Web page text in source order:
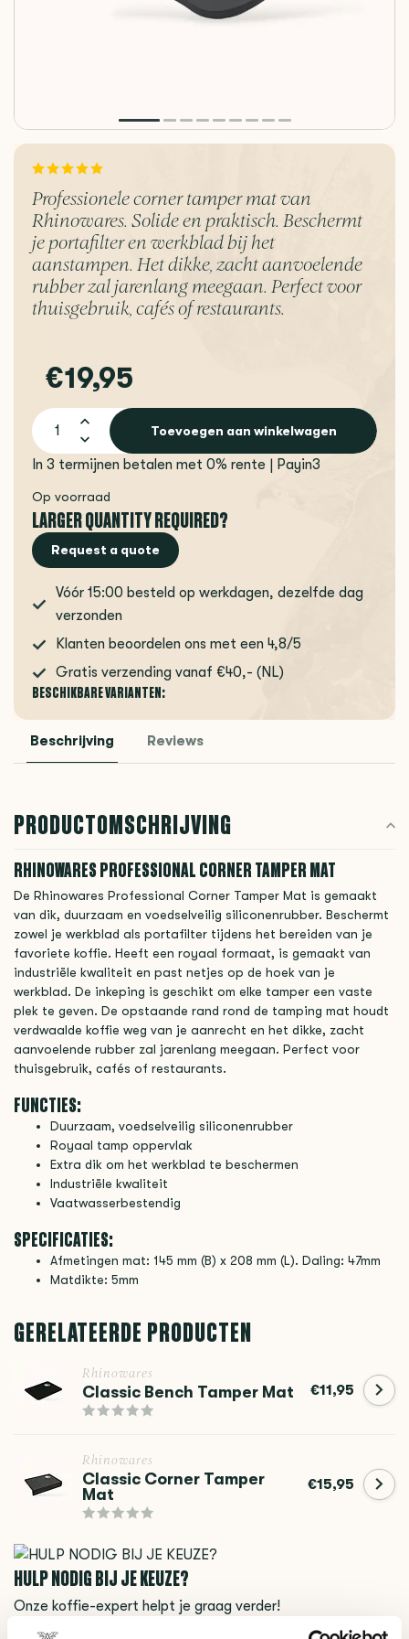
Professionele corner tamper mat van
Rhinowares. Solide en praktisch. Beschermt
je portafilter en werkblad bij het
aanstampen. Het dikke, zacht aanvoelende
rubber zal jarenlang meegaan. Perfect voor
thuisgebruik, cafés of restaurants.
€19,95
Toevoegen aan winkelwagen
In 3 termijnen betalen met 0% rente | Payin3
Op voorraad
LARGER QUANTITY REQUIRED?
Request a quote
Vóór 15:00 besteld op werkdagen, dezelfde dag
verzonden
Klanten beoordelen ons met een 4,8/5
Gratis verzending vanaf €40,- (NL)
BESCHIKBARE VARIANTEN:
Beschrijving Reviews
PRODUCTOMSCHRIJVING
RHINOWARES PROFESSIONAL CORNER TAMPER MAT
De Rhinowares Professional Corner Tamper Mat is gemaakt
van dik, duurzaam en voedselveilig siliconenrubber. Beschermt
zowel je werkblad als portafilter tijdens het bereiden van je
favoriete koffie. Heeft een royaal formaat, is gemaakt van
industriële kwaliteit en past netjes op de hoek van je
werkblad. De inkeping is geschikt om elke tamper een vaste
plek te geven. De opstaande rand rond de tamping mat houdt
verdwaalde koffie weg van je aanrecht en het dikke, zacht
aanvoelende rubber zal jarenlang meegaan. Perfect voor
thuisgebruik, cafés of restaurants.
FUNCTIES:
Duurzaam, voedselveilig siliconenrubber
Royaal tamp oppervlak
Extra dik om het werkblad te beschermen
Industriële kwaliteit
Vaatwasserbestendig
SPECIFICATIES:
Afmetingen mat: 145 mm (B) x 208 mm (L). Daling: 47mm
Matdikte: 5mm
GERELATEERDE PRODUCTEN
Rhinowares
Classic Bench Tamper Mat €11,95
Rhinowares
Classic Corner Tamper
Mat
€15,95
HULP NODIG BIJ JE KEUZE?
Onze koffie-expert helpt je graag verder!